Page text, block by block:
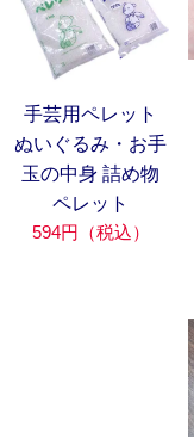
手芸用ペレット
ぬいぐるみ・お手
玉の中身 詰め物
ペレット
594円（税込）